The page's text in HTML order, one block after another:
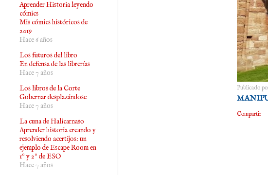
Publicado
Compartir
Aprender Historia leyendo
cómics
Mis cómics históricos de
2019
Hace 6 años
Los futuros del libro
En defensa de las librerías
Hace 7 años
Los libros de la Corte
Gobernar desplazándose
Hace 7 años
La cuna de Halicarnaso
Aprender historia creando y
resolviendo acertijos: un
ejemplo de Escape Room en
1º y 2º de ESO
Hace 7 años